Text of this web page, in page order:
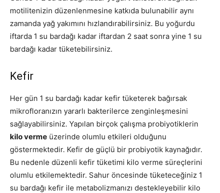
motilitenizin düzenlenmesine katkıda bulunabilir aynı
zamanda yağ yakımını hızlandırabilirsiniz. Bu yoğurdu
iftarda 1 su bardağı kadar iftardan 2 saat sonra yine 1 su
bardağı kadar tüketebilirsiniz.
Kefir
Her gün 1 su bardağı kadar kefir tüketerek bağırsak
mikrofloranızın yararlı bakterilerce zenginleşmesini
sağlayabilirsiniz. Yapılan birçok çalışma probiyotiklerin
kilo verme üzerinde olumlu etkileri olduğunu
göstermektedir. Kefir de güçlü bir probiyotik kaynağıdır.
Bu nedenle düzenli kefir tüketimi kilo verme süreçlerini
olumlu etkilemektedir. Sahur öncesinde tüketeceğiniz 1
su bardağı kefir ile metabolizmanızı destekleyebilir kilo